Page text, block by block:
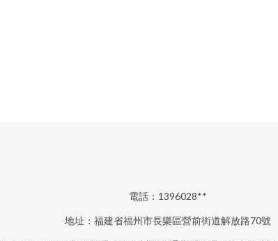
電話：1396028**
地址：福建省福州市長樂區營前街道解放路70號